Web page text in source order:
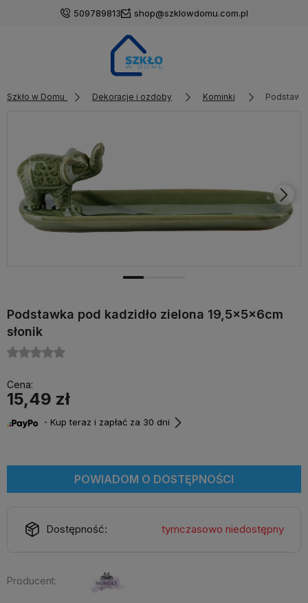
509789813 shop@szklowdomu.com.pl
Szkło w Domu Dekoracje i ozdoby Kominki
Podstawka pod kadzidło zielona 19,5x5x6cm
słonik
Cena:
15,49 zł
・Kup teraz i zapłać za 30 dni
POWIADOM O DOSTĘPNOŚCI
Dostępność: tymczasowo niedostępny
Producent: